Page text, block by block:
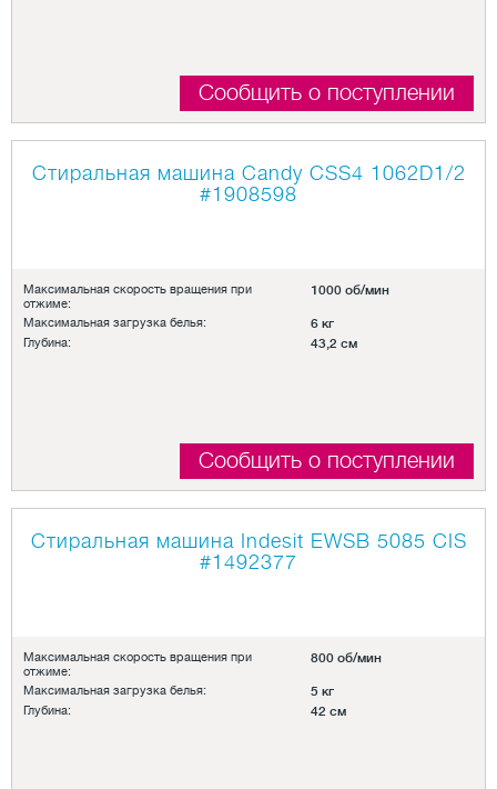
Сообщить о поступлении
Стиральная машина Candy CSS4 1062D1/2
#1908598
Максимальная скорость вращения при
отжиме:
1000 об/мин
Максимальная загрузка белья: 6 кг
Глубина: 43,2 см
Сообщить о поступлении
Стиральная машина Indesit EWSB 5085 CIS
#1492377
Максимальная скорость вращения при
отжиме:
800 об/мин
Максимальная загрузка белья: 5 кг
Глубина: 42 см